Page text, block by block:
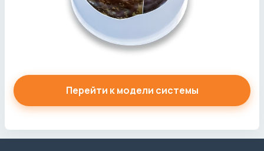
Перейти к модели системы